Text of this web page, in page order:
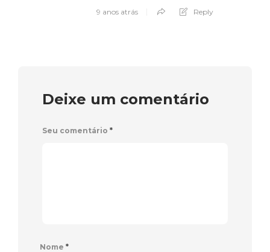
9 anos atrás Reply
Deixe um comentário
Seu comentário *
Nome *